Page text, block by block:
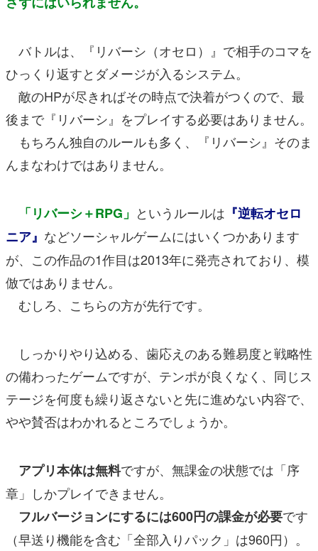
バトルは、『リバーシ（オセロ）』で相手のコマを
ひっくり返すとダメージが入るシステム。
敵のHPが尽きればその時点で決着がつくので、最
後まで『リバーシ』をプレイする必要はありません。
もちろん独自のルールも多く、『リバーシ』そのま
んまなわけではありません。
「リバーシ＋RPG」 というルールは 『逆転オセロ
ニア』 などソーシャルゲームにはいくつかあります
が、この作品の1作目は2013年に発売されており、模
倣ではありません。
むしろ、こちらの方が先行です。
しっかりやり込める、歯応えのある難易度と戦略性
の備わったゲームですが、テンポが良くなく、同じス
テージを何度も繰り返さないと先に進めない内容で、
やや賛否はわかれるところでしょうか。
アプリ本体は無料ですが、無課金の状態では「序
章」しかプレイできません。
フルバージョンにするには600円の課金が必要です
（早送り機能を含む「全部入りパック」は960円）。